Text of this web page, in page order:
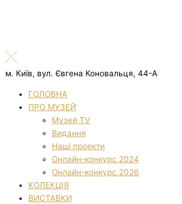
м. Київ, вул. Євгена Коновальця, 44-А
ГОЛОВНА
ПРО МУЗЕЙ
Музей TV
Видання
Наші проекти
Онлайн-конкурс 2024
Онлайн-конкурс 2026
КОЛЕКЦІЯ
ВИСТАВКИ